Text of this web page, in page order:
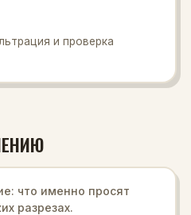
и проверка
что именно просят
разрезах.